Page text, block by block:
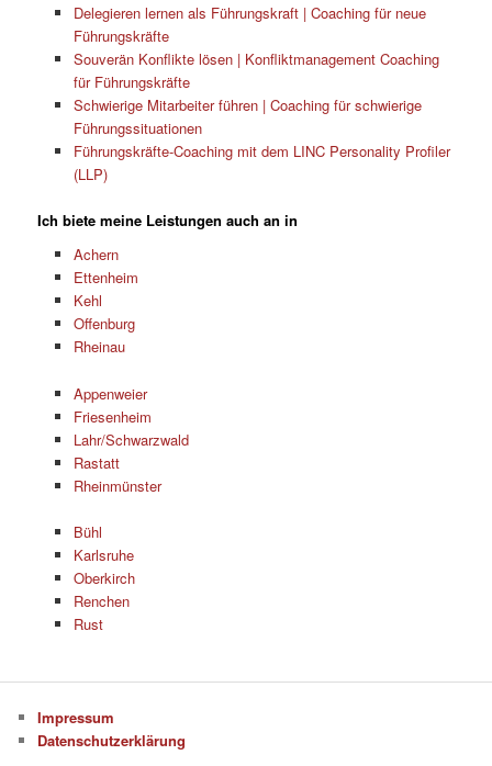
Delegieren lernen als Führungskraft | Coaching für neue
Führungskräfte
Souverän Konflikte lösen | Konfliktmanagement Coaching
für Führungskräfte
Schwierige Mitarbeiter führen | Coaching für schwierige
Führungssituationen
Führungskräfte-Coaching mit dem LINC Personality Profiler
(LLP)
Ich biete meine Leistungen auch an in
Achern
Ettenheim
Kehl
Offenburg
Rheinau
Appenweier
Friesenheim
Lahr/Schwarzwald
Rastatt
Rheinmünster
Bühl
Karlsruhe
Oberkirch
Renchen
Rust
Impressum
Datenschutzerklärung